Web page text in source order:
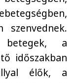
szenvednek.
a
időszakban
élők, a